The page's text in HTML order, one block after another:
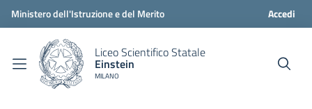
Ministero dell'Istruzione e del Merito Accedi
Liceo Scientifico Statale
Einstein
MILANO